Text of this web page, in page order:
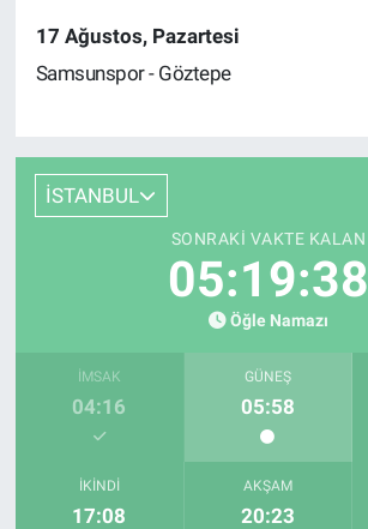
17 Ağustos, Pazartesi
Samsunspor - Göztepe
İSTANBUL
SONRAKI VAKTE KALAN
05:19:37
Öğle Namazı
İMSAK
04:16
GÜNEŞ
05:58
İKINDI
17:08
AKŞAM
20:23